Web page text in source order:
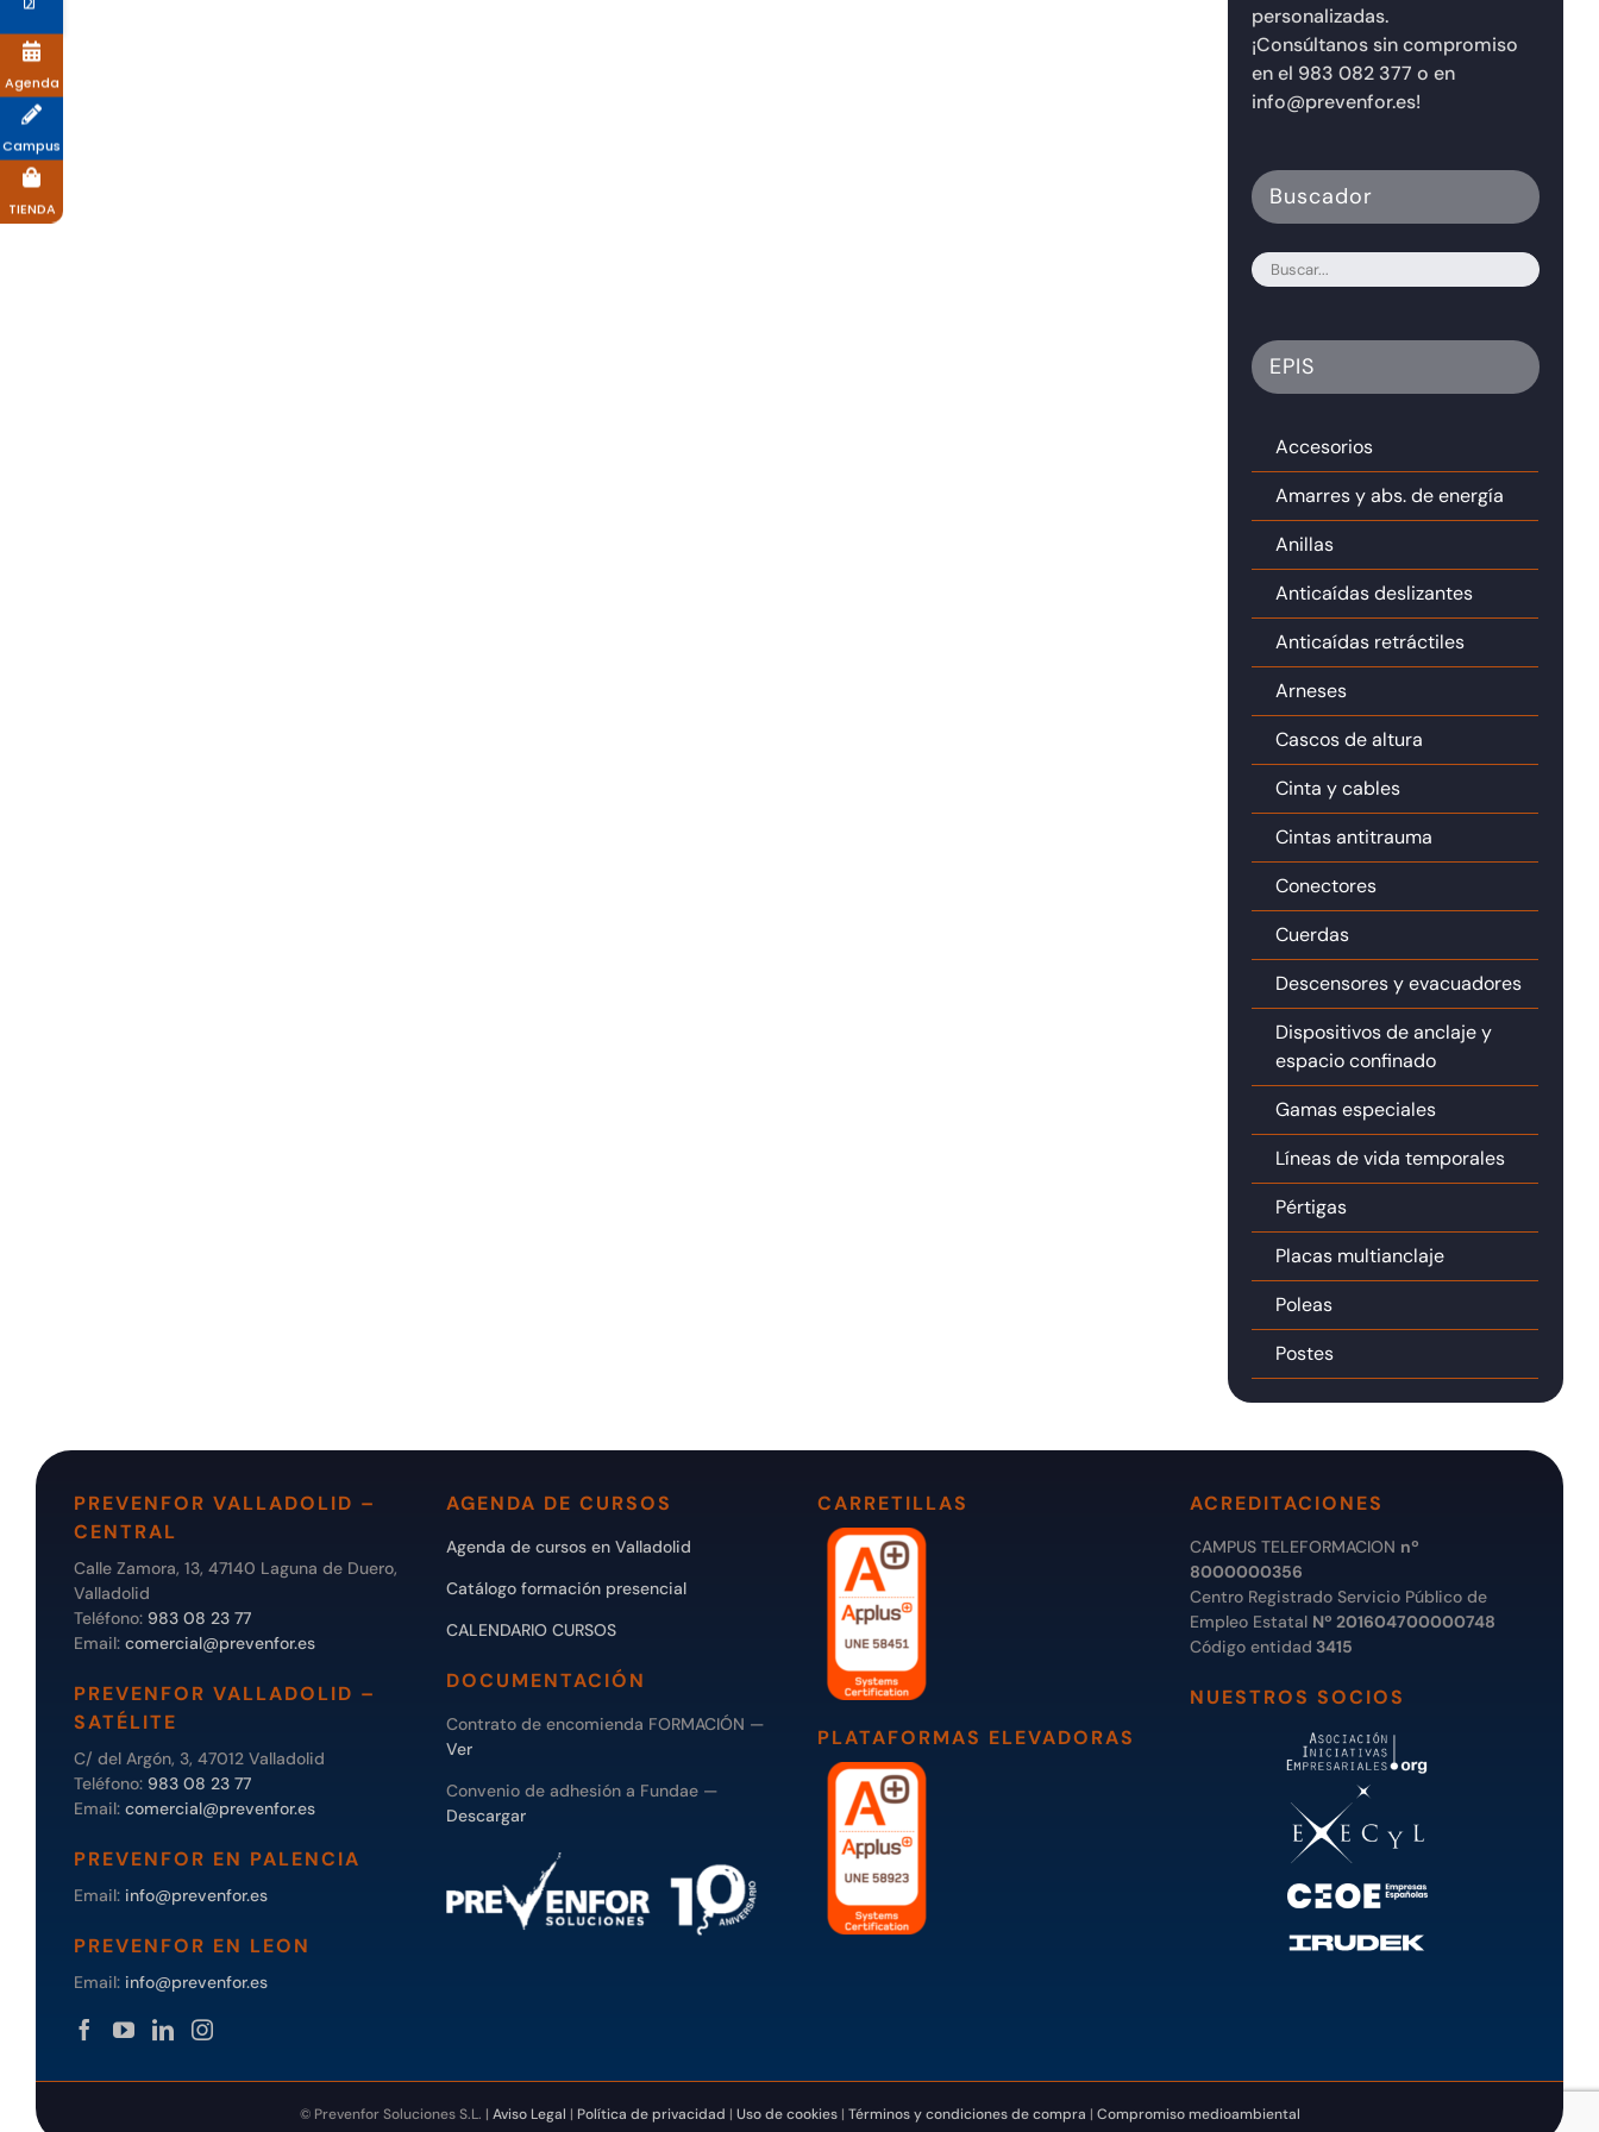
personalizadas.
¡Consúltanos sin compromiso
en el 983 082 377 o en
info@prevenfor.es!
Buscador
EPIS
Accesorios
Amarres y abs. de energía
Anillas
Anticaídas deslizantes
Anticaídas retráctiles
Arneses
Cascos de altura
Cinta y cables
Cintas antitrauma
Conectores
Cuerdas
Descensores y evacuadores
Dispositivos de anclaje y
espacio confinado
Gamas especiales
Líneas de vida temporales
Pértigas
Placas multianclaje
Poleas
Postes
PREVENFOR VALLADOLID –
CENTRAL
Calle Zamora, 13, 47140 Laguna de Duero,
Valladolid
Teléfono: 983 08 23 77
Email: comercial@prevenfor.es
PREVENFOR VALLADOLID –
SATÉLITE
C/ del Argón, 3, 47012 Valladolid
Teléfono: 983 08 23 77
Email: comercial@prevenfor.es
PREVENFOR EN PALENCIA
Email: info@prevenfor.es
PREVENFOR EN LEON
Email: info@prevenfor.es
AGENDA DE CURSOS
Agenda de cursos en Valladolid
Catálogo formación presencial
CALENDARIO CURSOS
DOCUMENTACIÓN
Contrato de encomienda FORMACIÓN —
Ver
Convenio de adhesión a Fundae —
Descargar
CARRETILLAS
PLATAFORMAS ELEVADORAS
ACREDITACIONES
CAMPUS TELEFORMACION nº
8000000356
Centro Registrado Servicio Público de
Empleo Estatal Nº 201604700000748
Código entidad 3415
NUESTROS SOCIOS
© Prevenfor Soluciones S.L. | Aviso Legal | Política de privacidad | Uso de cookies| Términos y condiciones de compra | Compromiso medioambiental
Agenda
Campus
TIENDA